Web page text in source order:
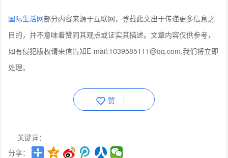
国际生活网部分内容来源于互联网，登载此文出于传递更多信息之
目的，并不意味着赞同其观点或证实其描述。文章内容仅供参考，
如有侵犯版权请来信告知E-mail:1039585111@qq.com,我们将立即
处理。
赞
关键词：
分享：